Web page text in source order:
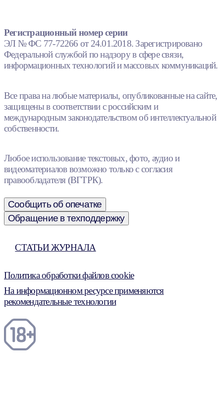
Регистрационный номер серии
ЭЛ № ФС 77-72266 от 24.01.2018. Зарегистрировано
Федеральной службой по надзору в сфере связи,
информационных технологий и массовых коммуникаций.
Все права на любые материалы, опубликованные на сайте,
защищены в соответствии с российским и
международным законодательством об интеллектуальной
собственности.
Любое использование текстовых, фото, аудио и
видеоматериалов возможно только с согласия
правообладателя (ВГТРК).
Сообщить об опечатке
Обращение в техподдержку
СТАТЬИ ЖУРНАЛА
Политика обработки файлов cookie
На информационном ресурсе применяются
рекомендательные технологии